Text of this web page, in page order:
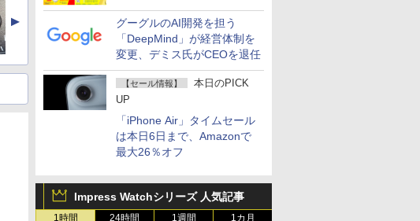
グーグルのAI開発を担う
「DeepMind」が経営体制を
変更、デミス氏がCEOを退任
【セール情報】
本日のPICK
UP
「iPhone Air」タイムセール
は本日6日まで、Amazonで
最大26％オフ
Impress Watchシリーズ 人気記事
1時間 24時間 1週間 1カ月
▲